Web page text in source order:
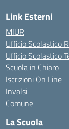
Link Esterni
MIUR
Ufficio Scolastico
Ufficio Scolastico
Scuola in Chiaro
Iscrizioni On Line
Invalsi
Comune
La Scuola